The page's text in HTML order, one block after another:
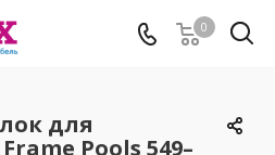
0
для
Pools 549–